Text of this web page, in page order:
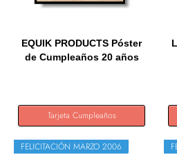
EQUIK PRODUCTS Póster
de Cumpleaños 20 años
Tarjeta Cumpleaños
FELICITACIÓN MARZO 2006